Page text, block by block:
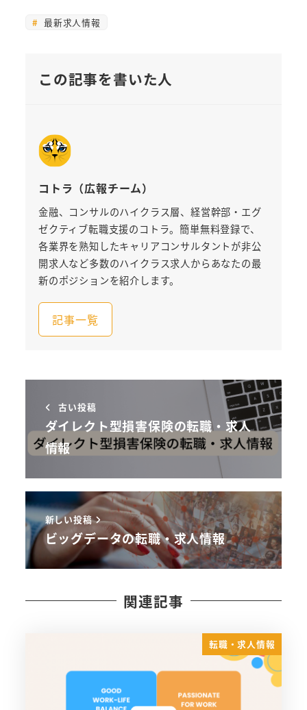
最新求人情報
この記事を書いた人
コトラ（広報チーム）
金融、コンサルのハイクラス層、経営幹部・エグ
ゼクティブ転職支援のコトラ。簡単無料登録で、
各業界を熟知したキャリアコンサルタントが非公
開求人など多数のハイクラス求人からあなたの最
新のポジションを紹介します。
記事一覧
古い投稿
ダイレクト型損害保険の転職・求人
情報
新しい投稿
ビッグデータの転職・求人情報
関連記事
転職・求人情報